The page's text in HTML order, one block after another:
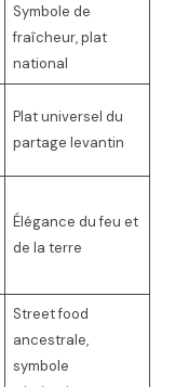
Symbole de
fraîcheur, plat
national
Plat universel du
partage levantin
Élégance du feu et
de la terre
Street food
ancestrale,
symbole